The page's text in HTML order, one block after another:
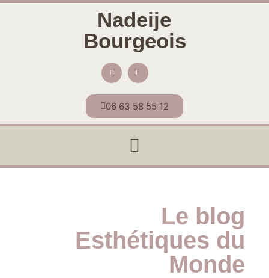
Nadeije
Bourgeois
06 63 58 55 12
Le blog
Esthétiques du
Monde